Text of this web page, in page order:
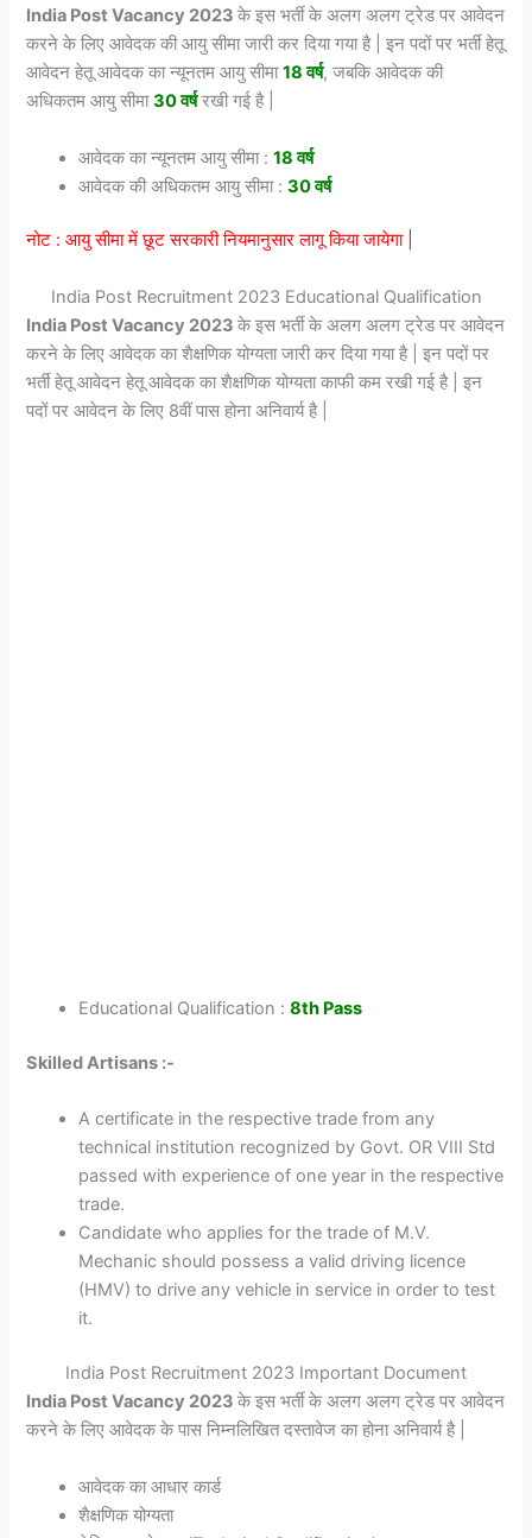
India Post Vacancy 2023के इस भर्ती के अलग अलग ट्रेड पर आवेदन
करने के लिए आवेदक की आयु सीमा जारी कर दिया गया है | इन पदों पर भर्ती हेतू
आवेदन हेतू आवेदक का न्यूनतम आयु सीमा18 वर्ष, जबकि आवेदक की
अधिकतम आयु सीमा30 वर्षरखी गई है |
आवेदक का न्यूनतम आयु सीमा :18 वर्ष
आवेदक की अधिकतम आयु सीमा :30 वर्ष
नोट : आयु सीमा में छूट सरकारी नियमानुसार लागू किया जायेगा |
India Post Recruitment 2023 Educational Qualification
India Post Vacancy 2023के इस भर्ती के अलग अलग ट्रेड पर आवेदन
करने के लिए आवेदक का शैक्षणिक योग्यता जारी कर दिया गया है | इन पदों पर
भर्ती हेतू आवेदन हेतू आवेदक का शैक्षणिक योग्यता काफी कम रखी गई है | इन
पदों पर आवेदन के लिए 8वीं पास होना अनिवार्य है |
Educational Qualification :8th Pass
Skilled Artisans :-
A certificate in the respective trade from any
technical institution recognized by Govt. OR VIII Std
passed with experience of one year in the respective
trade.
Candidate who applies for the trade of M.V.
Mechanic should possess a valid driving licence
(HMV) to drive any vehicle in service in order to test
it.
India Post Recruitment 2023 Important Document
India Post Vacancy 2023के इस भर्ती के अलग अलग ट्रेड पर आवेदन
करने के लिए आवेदक के पास निम्नलिखित दस्तावेज का होना अनिवार्य है |
आवेदक का आधार कार्ड
शैक्षणिक योग्यता